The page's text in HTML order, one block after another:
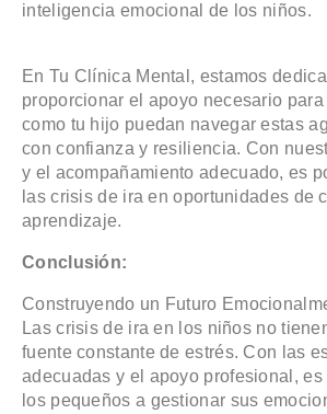
inteligencia emocional de los niños.
En Tu Clínica Mental, estamos
proporcionar el apoyo necesario para
como tu hijo puedan navegar estas
con confianza y resiliencia. Con
y el acompañamiento adecuado, es
las crisis de ira en oportunidades de
aprendizaje.
Conclusión:
Construyendo un Futuro
Las crisis de ira en los niños no
fuente constante de estrés. Con las
adecuadas y el apoyo profesional,
los pequeños a gestionar sus